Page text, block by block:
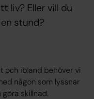
liv? Eller vill du
stund?
och ibland behöver vi
någon som lyssnar
skillnad.